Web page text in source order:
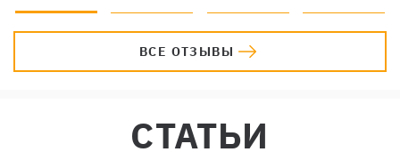
ВСЕ ОТЗЫВЫ
СТАТЬИ